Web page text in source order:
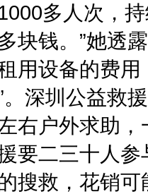
多人次，
块钱。”她透
用设备的费
。深圳公益救
右户外求助
要二三十人
搜救，花销